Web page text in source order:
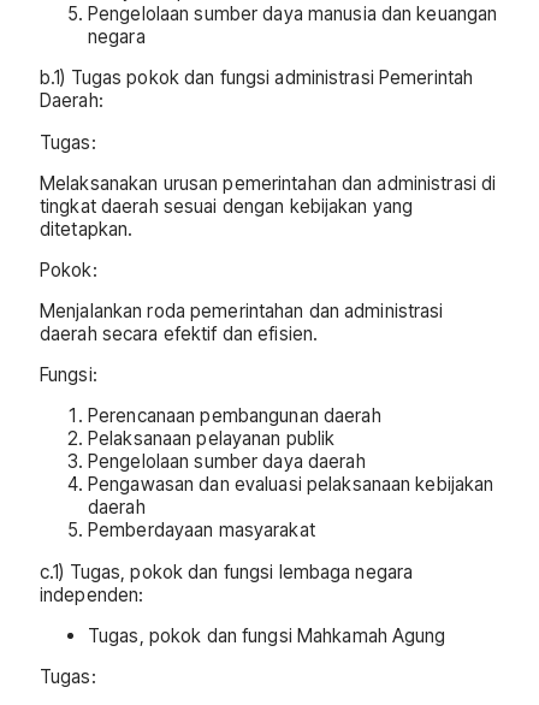
Pengelolaan sumber daya manusia dan keuangan
negara
b.1) Tugas pokok dan fungsi administrasi Pemerintah
Daerah:
Tugas:
Melaksanakan urusan pemerintahan dan administrasi di
tingkat daerah sesuai dengan kebijakan yang
ditetapkan.
Pokok:
Menjalankan roda pemerintahan dan administrasi
daerah secara efektif dan efisien.
Fungsi:
Perencanaan pembangunan daerah
Pelaksanaan pelayanan publik
Pengelolaan sumber daya daerah
Pengawasan dan evaluasi pelaksanaan kebijakan
daerah
Pemberdayaan masyarakat
c.1) Tugas, pokok dan fungsi lembaga negara
independen:
Tugas, pokok dan fungsi Mahkamah Agung
Tugas: